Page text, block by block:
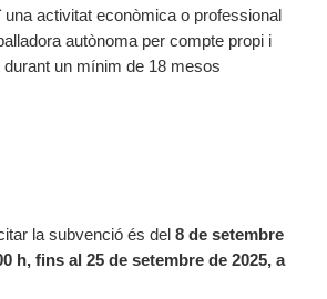
activitat econòmica o professional
autònoma per compte propi i
durant un mínim de 18 mesos
la subvenció és del 8 de setembre
h, fins al 25 de setembre de 2025, a